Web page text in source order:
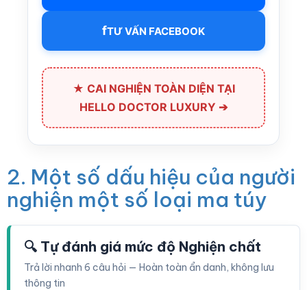
fTƯ VẤN FACEBOOK
★ CAI NGHIỆN TOÀN DIỆN TẠI
HELLO DOCTOR LUXURY ➔
2. Một số dấu hiệu của người
nghiện một số loại ma túy
🔍 Tự đánh giá mức độ Nghiện chất
Trả lời nhanh 6 câu hỏi — Hoàn toàn ẩn danh, không lưu
thông tin